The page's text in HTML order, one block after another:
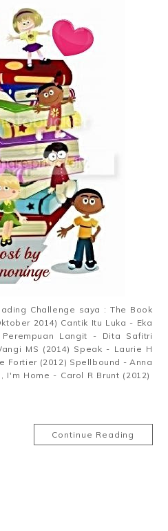
Challenge saya : The Book
2014) Cantik Itu Luka - Eka
Perempuan Langit - Dita Safitri
MS (2014) Speak - Laurie H
Fortier (2012) Spellbound - Anna
I'm Home - Carol R Brunt (2012)
Continue Reading